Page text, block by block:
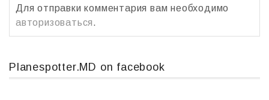
Для отправки комментария вам необходимо
авторизоваться.
Planespotter.MD on facebook